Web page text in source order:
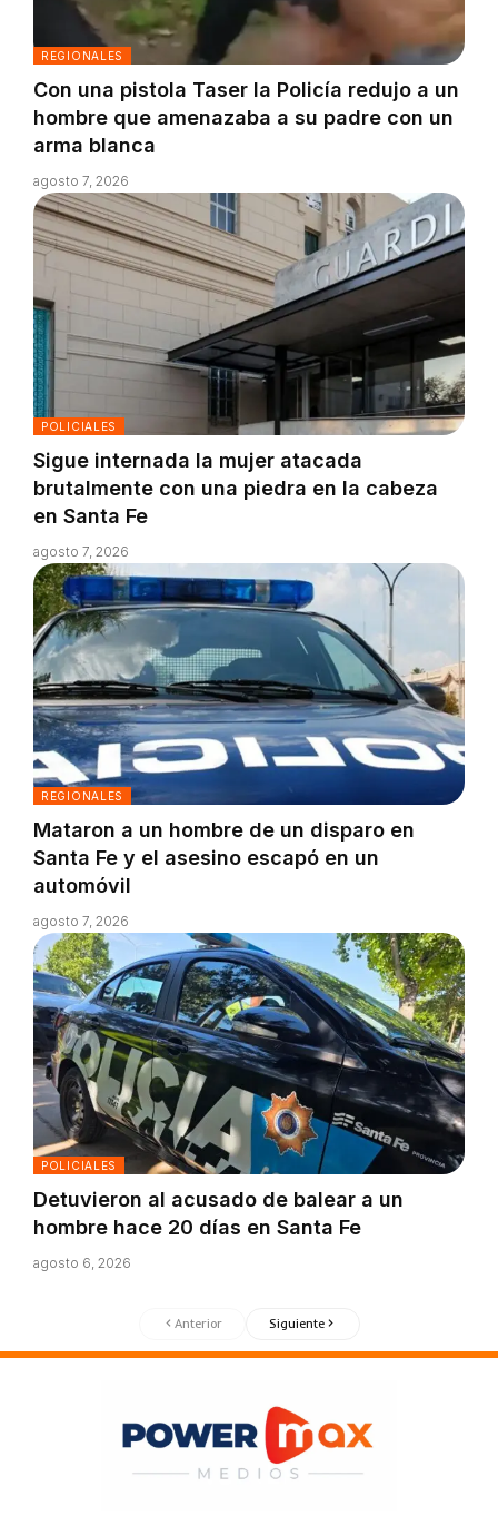
REGIONALES
Con una pistola Taser la Policía redujo a un
hombre que amenazaba a su padre con un
arma blanca
agosto 7, 2026
POLICIALES
Sigue internada la mujer atacada
brutalmente con una piedra en la cabeza
en Santa Fe
agosto 7, 2026
REGIONALES
Mataron a un hombre de un disparo en
Santa Fe y el asesino escapó en un
automóvil
agosto 7, 2026
POLICIALES
Detuvieron al acusado de balear a un
hombre hace 20 días en Santa Fe
agosto 6, 2026
Anterior Siguiente